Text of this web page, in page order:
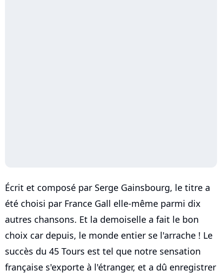
Écrit et composé par Serge Gainsbourg, le titre a
été choisi par France Gall elle-même parmi dix
autres chansons. Et la demoiselle a fait le bon
choix car depuis, le monde entier se l'arrache ! Le
succès du 45 Tours est tel que notre sensation
française s'exporte à l'étranger, et a dû enregistrer